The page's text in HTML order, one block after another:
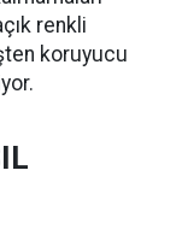
renkli
koruyucu